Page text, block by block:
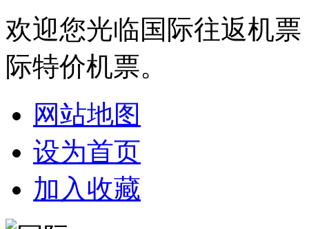
欢迎您光临国际往返机
际特价机票。
网站地图
设为首页
加入收藏